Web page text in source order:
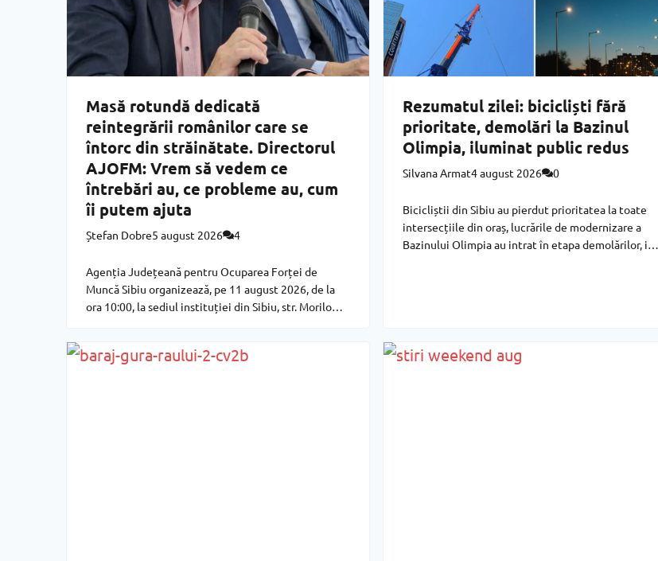
Masă rotundă dedicată
reintegrării românilor care se
întorc din străinătate. Directorul
AJOFM: Vrem să vedem ce
întrebări au, ce probleme au, cum
îi putem ajuta
Ștefan Dobre5 august 2026 4
Agenția Județeană pentru Ocuparea Forței de
Muncă Sibiu organizează, pe 11 august 2026, de la
ora 10:00, la sediul instituției din Sibiu, str. Morilor
străinătate.
Rezumatul zilei: bicicliști fără
prioritate, demolări la Bazinul
Olimpia, iluminat public redus
Silvana Armat4 august 2026 0
Bicicliștii din Sibiu au pierdut prioritatea la toate
intersecțiile din oraș, lucrările de modernizare a
Bazinului Olimpia au intrat în etapa demolărilor, iar